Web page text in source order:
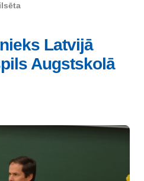
Latvijā
Augstskolā